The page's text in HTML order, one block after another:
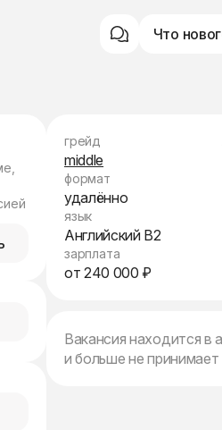
Что
грейд
middle
формат
удалённо
язык
Английский B2
зарплата
от 240 000 ₽
Вакансия находится в
и больше не принимает